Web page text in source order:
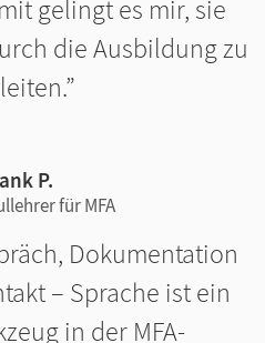
gelingt es mir, sie
die Ausbildung zu
P.
für MFA
Dokumentation
– Sprache ist ein
in der MFA-